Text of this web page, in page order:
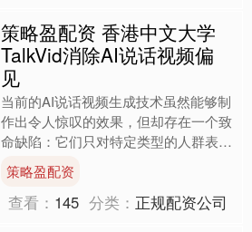
策略盈配资 香港中文大学
TalkVid消除AI说话视频偏
见
当前的AI说话视频生成技术虽然能够制
作出令人惊叹的效果，但却存在一个致
命缺陷：它们只对特定类型的人群表现
良好。就像一个只会做中式料理的厨师
突然被要求制作法国大餐....
策略盈配资
查看： 145 分类： 正规配资公司